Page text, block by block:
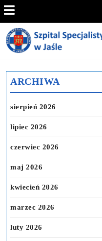
ARCHIWA
sierpień 2026
lipiec 2026
czerwiec 2026
maj 2026
kwiecień 2026
marzec 2026
luty 2026